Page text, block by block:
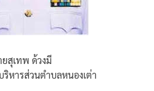
สุเทพ ด้วงมี
ริหารส่วนตำบลหนองเต่า